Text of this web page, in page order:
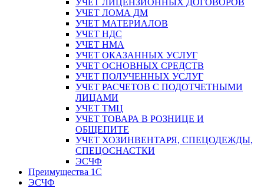
УЧЕТ ЛИЦЕНЗИОННЫХ ДОГОВОРОВ
УЧЕТ ЛОМА ДМ
УЧЕТ МАТЕРИАЛОВ
УЧЕТ НДС
УЧЕТ НМА
УЧЕТ ОКАЗАННЫХ УСЛУГ
УЧЕТ ОСНОВНЫХ СРЕДСТВ
УЧЕТ ПОЛУЧЕННЫХ УСЛУГ
УЧЕТ РАСЧЕТОВ С ПОДОТЧЕТНЫМИ
ЛИЦАМИ
УЧЕТ ТМЦ
УЧЕТ ТОВАРА В РОЗНИЦЕ И
ОБЩЕПИТЕ
УЧЕТ ХОЗИНВЕНТАРЯ, СПЕЦОДЕЖДЫ,
СПЕЦОСНАСТКИ
ЭСЧФ
Преимущества 1С
ЭСЧФ